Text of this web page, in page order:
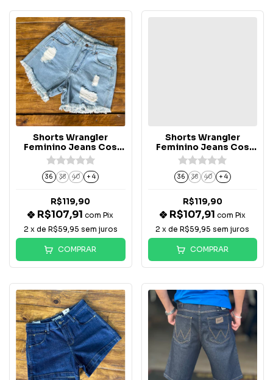
Shorts Wrangler
Feminino Jeans Cos
Alto - WF6558
36 38 40 + 4
R$119,90
R$107,91com Pix
2 x de R$59,95 sem juros
COMPRAR
Shorts Wrangler
Feminino Jeans Cos
Alto - WF6559
36 38 40 + 4
R$119,90
R$107,91 com Pix
2 x deR$59,95 sem juros
COMPRAR